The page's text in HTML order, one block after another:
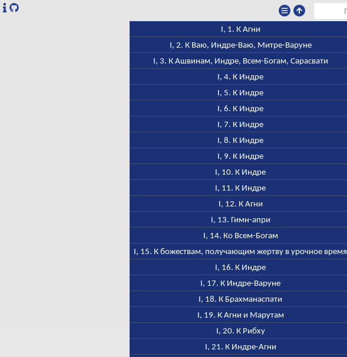
I, 1. К Агни
I, 2. К Ваю, Индре-Ваю, Митре-Варуне
I, 3. К Ашвинам, Индре, Всем-Богам, Сарасвати
I, 4. К Индре
I, 5. К Индре
I, 6. К Индре
I, 7. К Индре
I, 8. К Индре
I, 9. К Индре
I, 10. К Индре
I, 11. К Индре
I, 12. К Агни
I, 13. Гимн-апри
I, 14. Ко Всем-Богам
I, 15. К божествам, получающим жертву в урочное время
I, 16. К Индре
I, 17. К Индре-Варуне
I, 18. К Брахманаспати
I, 19. К Агни и Марутам
I, 20. К Рибху
I, 21. К Индре-Агни